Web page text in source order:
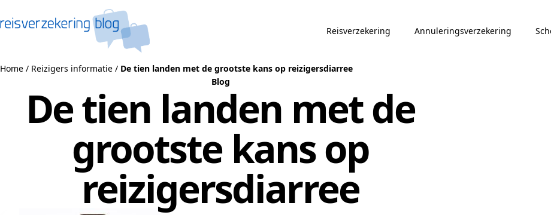
Reisverzekering Annuleringsverzekering
Home / Reizigers informatie / De tien landen met de grootste kans op reizigersdiarree
Blog
De tien landen met de
grootste kans op
reizigersdiarree